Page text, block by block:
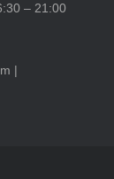
– 21:00
|